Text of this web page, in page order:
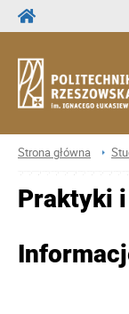
Strona główna
Praktyki